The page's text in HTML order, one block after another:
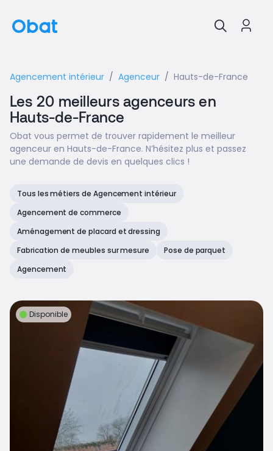
Agencement intérieur Agenceur Hauts-de-France
Les 20 meilleurs agenceurs en
Hauts-de-France
Obat vous permet de trouver rapidement le meilleur
agenceur en Hauts-de-France. N’hésitez plus et passez
une demande de devis en quelques clics !
Tous les métiers de Agencement intérieur
Agencement de commerce
Aménagement de placard et dressing
Fabrication de meubles sur mesure
Pose de parquet
Agencement
Disponible